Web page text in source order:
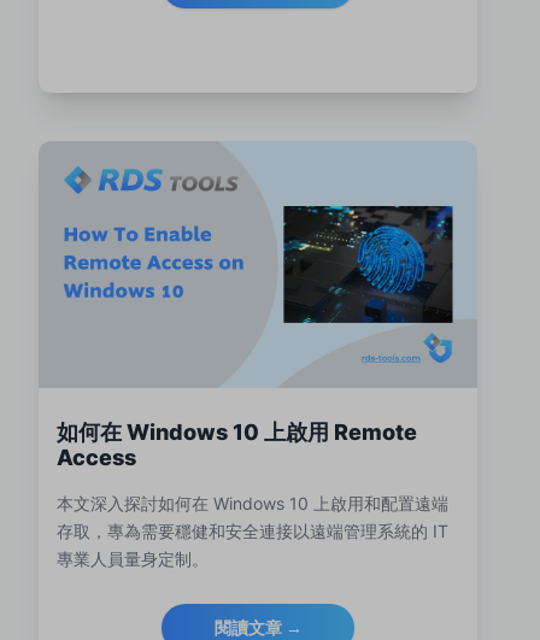
如何在 Windows 10 上啟用 Remote
Access
本文深入探討如何在 Windows 10 上啟用和配置遠端
存取，專為需要穩健和安全連接以遠端管理系統的 IT
專業人員量身定制。
閱讀文章 →